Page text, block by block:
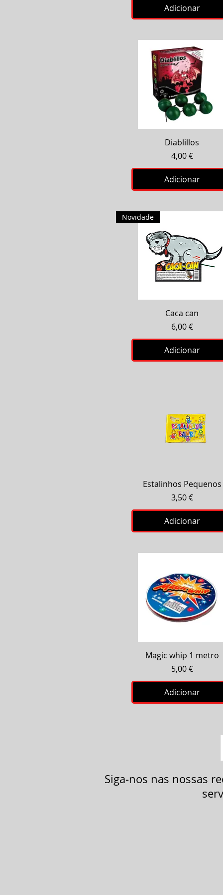
Adicionar
Visualização rápida
Diablillos
Preço
4,00 €
Adicionar
Visualização rápida
Novidade
Caca can
Preço
6,00 €
Adicionar
Visualização rápida
Estalinhos Pequenos
Preço
3,50 €
Adicionar
Visualização rápida
Magic whip 1 metro
Preço
5,00 €
Adicionar
Siga-nos nas nossas